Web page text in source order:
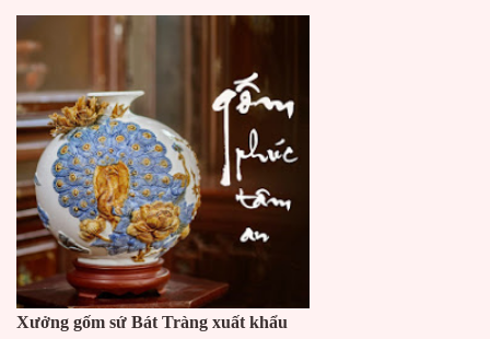
Xưởng gốm sứ Bát Tràng xuất khẩu